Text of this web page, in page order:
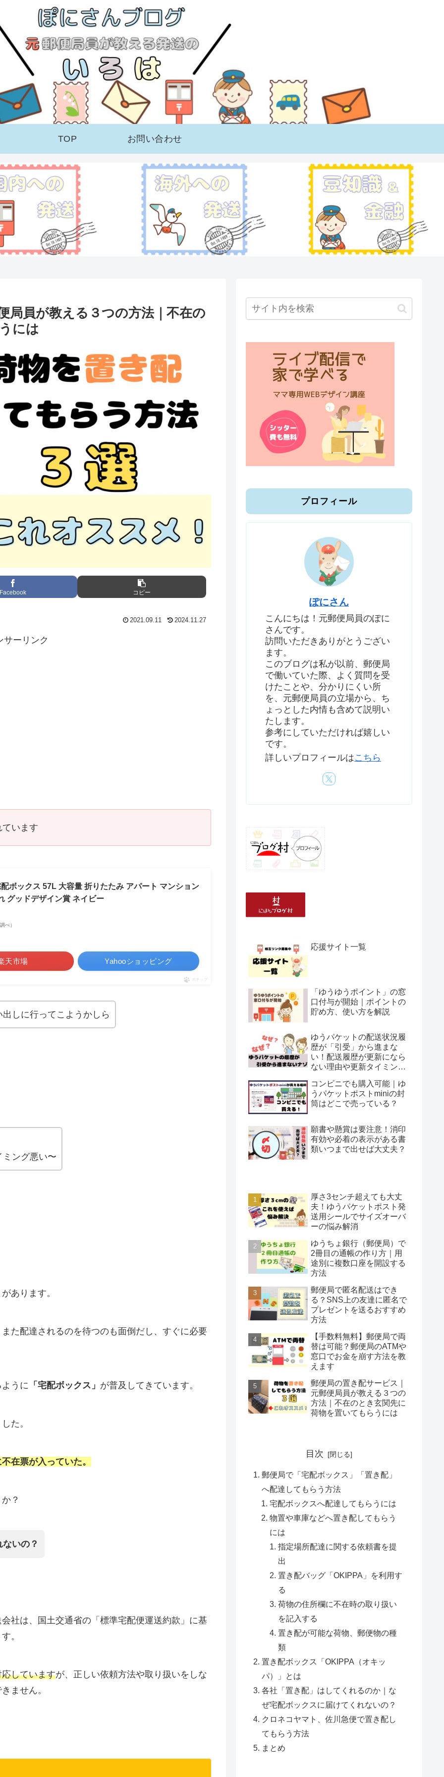
TOP お問い合わせ
局員が教える３つの方法｜不在の
には
Facebook コピー
2021.09.11 2024.11.27
サーリンク
います
ボックス 57L 大容量 折りたたみ アパート マンション
グッドデザイン賞 ネイビー
べ）
天市場 Yahooショッピング
ポチップ
しに行ってこようかしら
ング悪い〜
あります。
た配達されるのを待つのも面倒だし、すぐに必要
うに 「宅配ボックス」 が普及してきています。
た。
在票が入っていた。
？
いの？
社は、国土交通省の「標準宅配便運送約款」に基
。
していますが、正しい依頼方法や取り扱いをしな
ません。
プロフィール
ぽにさん
こんにちは！元郵便局員のぽに
さんです。
訪問いただきありがとうござい
ます。
このブログは私が以前、郵便局
で働いていた際、よく質問を受
けたことや、分かりにくい所
を、元郵便局員の立場から、ち
ょっとした内情も含めて説明い
たします。
参考にしていただければ嬉しい
です。
詳しいプロフィールはこちら
応援サイト一覧
「ゆうゆうポイント」の窓
口付与が開始｜ポイントの
貯め方、使い方を解説
ゆうパケットの配送状況履
歴が「引受」から進まな
い！配送履歴が更新になら
ない理由や更新タイミング
コンビニでも購入可能｜ゆ
うパケットポストminiの封
筒はどこで売っている？
願書や懸賞は要注意！消印
有効や必着の表示がある書
類いつまで出せば大丈夫？
厚さ3センチ超えても大丈
夫！ゆうパケットポスト発
送用シールでサイズオーバ
ーの悩み解消
ゆうちょ銀行（郵便局）で
2冊目の通帳の作り方｜用
途別に複数口座を開設する
方法
郵便局で匿名配送はでき
る？SNS上の友達に匿名で
プレゼントを送るおすすめ
方法
【手数料無料】郵便局で両
替は可能？郵便局のATMや
窓口でお金を崩す方法を教
えます
郵便局の置き配サービス｜
元郵便局員が教える３つの
方法｜不在のとき玄関先に
荷物を置いてもらうには
目次
郵便局で「宅配ボックス」「置き配」
へ配達してもらう方法
宅配ボックスへ配達してもらうには
物置や車庫などへ置き配してもらう
には
指定場所配達に関する依頼書を提
出
置き配バッグ「OKIPPA」を利用す
る
荷物の住所欄に不在時の取り扱い
を記入する
置き配が可能な荷物、郵便物の種
類
置き配ボックス「OKIPPA（オキッ
パ）」とは
各社「置き配」はしてくれるのか｜な
ぜ宅配ボックスに届けてくれないの？
クロネコヤマト、佐川急便で置き配し
てもらう方法
まとめ